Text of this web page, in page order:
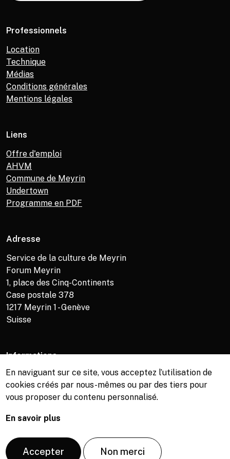
Professionnels
Location
Technique
Médias
Conditions générales
Mentions légales
Liens
Offre d'emploi
AHVM
Commune de Meyrin
Undertown
Programme en PDF
Adresse
Service de la culture de Meyrin
Forum Meyrin
1, place des Cinq-Continents
Case postale 378
1217 Meyrin 1 - Genève
Suisse
Informations
Service de la culture +41 (0)22 989 16 69
Billetterie +41 (0)22 989 34 34
Bibliothèque +41 (0)22 989 34 74
© Copyright, Service de la culture de Meyrin, 2026
En naviguant sur ce site, vous acceptez l’utilisation de
cookies créés par nous-mêmes ou par des tiers pour
vous proposer du contenu personnalisé.
En savoir plus
Accepter Non merci